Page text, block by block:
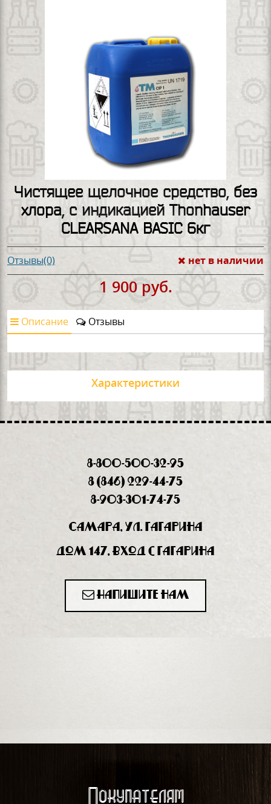
Чистящее щелочное средство, без
хлора, с индикацией Thonhauser
CLEARSANA BASIC 6кг
Отзывы(0) нет в наличии
1 900 руб.
Описание Отзывы
Характеристики
8-800-500-32-95
8 (846) 229-44-75
8-903-301-74-75
Самара, ул. Гагарина
дом 147, вход с Гагарина
Напишите нам
Покупателям